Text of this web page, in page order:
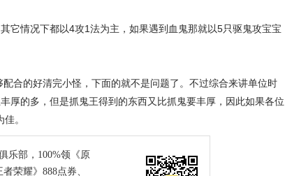
它情况下都以4攻1法为主，如果遇到血鬼那就以5只驱鬼攻宝宝
合的好清完小怪，下面的就不是问题了。不过综合来讲单位时
厚的多，但是抓鬼王得到的东西又比抓鬼要丰厚，因此如果各位
。
乐部，100%领《原
荣耀》888点券、